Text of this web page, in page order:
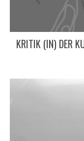
KRITIK (IN) DER